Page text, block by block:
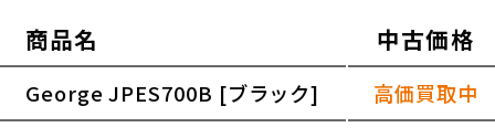
商品名 中古価格
George JPES700B [ブラック] 高価買取中